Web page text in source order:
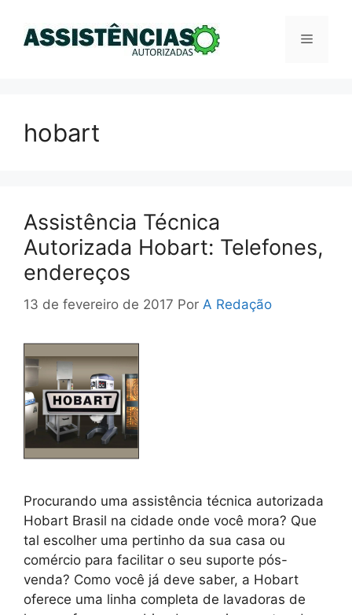
Menu
hobart
Assistência Técnica
Autorizada Hobart: Telefones,
endereços
13 de fevereiro de 2017 Por A Redação
Procurando uma assistência técnica autorizada
Hobart Brasil na cidade onde você mora? Que
tal escolher uma pertinho da sua casa ou
comércio para facilitar o seu suporte pós-
venda? Como você já deve saber, a Hobart
oferece uma linha completa de lavadoras de